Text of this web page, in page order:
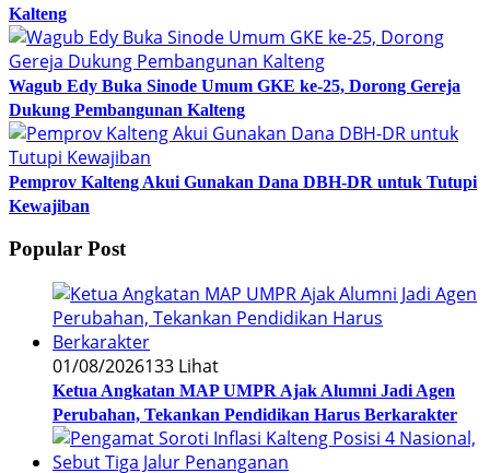
Kalteng
Wagub Edy Buka Sinode Umum GKE ke-25, Dorong Gereja
Dukung Pembangunan Kalteng
Pemprov Kalteng Akui Gunakan Dana DBH-DR untuk Tutupi
Kewajiban
Popular Post
01/08/2026133 Lihat
Ketua Angkatan MAP UMPR Ajak Alumni Jadi Agen
Perubahan, Tekankan Pendidikan Harus Berkarakter